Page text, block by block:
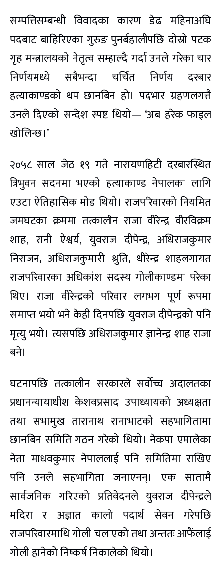
सम्पत्तिसम्बन्धी विवादका कारण डेढ महिनाअघि
पदबाट बाहिरिएका गुरुङ पुनर्बहालीपछि दोस्रो पटक
गृह मन्त्रालयको नेतृत्व सम्हाल्दै गर्दा उनले गरेका चार
निर्णयमध्ये सबैभन्दा चर्चित निर्णय दरबार
हत्याकाण्डको थप छानबिन हो। पदभार ग्रहणलगत्तै
उनले दिएको सन्देश स्पष्ट थियो— ‘अब हरेक फाइल
खोलिन्छ।’
२०५८ साल जेठ १९ गते नारायणहिटी दरबारस्थित
त्रिभुवन सदनमा भएको हत्याकाण्ड नेपालका लागि
एउटा ऐतिहासिक मोड थियो। राजपरिवारको नियमित
जमघटका क्रममा तत्कालीन राजा वीरेन्द्र वीरविक्रम
शाह, रानी ऐश्वर्य, युवराज दीपेन्द्र, अधिराजकुमार
निराजन, अधिराजकुमारी श्रुति, धीरेन्द्र शाहलगायत
राजपरिवारका अधिकांश सदस्य गोलीकाण्डमा परेका
थिए। राजा वीरेन्द्रको परिवार लगभग पूर्ण रूपमा
समाप्त भयो भने केही दिनपछि युवराज दीपेन्द्रको पनि
मृत्यु भयो। त्यसपछि अधिराजकुमार ज्ञानेन्द्र शाह राजा
बने।
घटनापछि तत्कालीन सरकारले सर्वोच्च अदालतका
प्रधानन्यायाधीश केशवप्रसाद उपाध्यायको अध्यक्षता
तथा सभामुख तारानाथ रानाभाटको सहभागितामा
छानबिन समिति गठन गरेको थियो। नेकपा एमालेका
नेता माधवकुमार नेपाललाई पनि समितिमा राखिए
पनि उनले सहभागिता जनाएनन्। एक सातामै
सार्वजनिक गरिएको प्रतिवेदनले युवराज दीपेन्द्रले
मदिरा र अज्ञात कालो पदार्थ सेवन गरेपछि
राजपरिवारमाथि गोली चलाएको तथा अन्ततः आफैंलाई
गोली हानेको निष्कर्ष निकालेको थियो।